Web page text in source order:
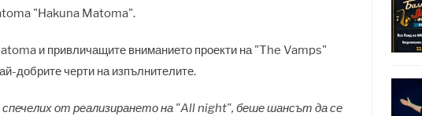
"Hakuna Matoma".
и привличащите вниманието проекти на "The Vamps"
добрите черти на изпълнителите.
от реализирането на "All night", беше шансът да се